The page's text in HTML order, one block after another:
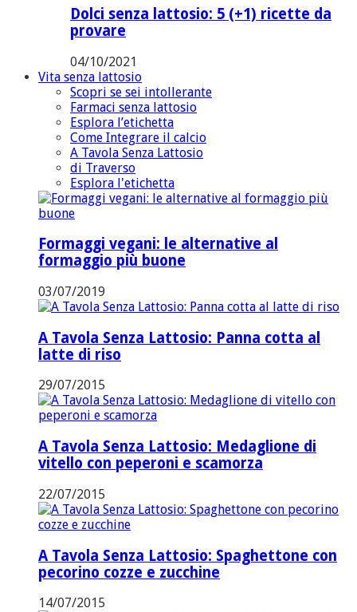
Dolci senza lattosio: 5 (+1) ricette da
provare
04/10/2021
Vita senza lattosio
Scopri se sei intollerante
Farmaci senza lattosio
Esplora l’etichetta
Come Integrare il calcio
A Tavola Senza Lattosio
di Traverso
Esplora l'etichetta
Formaggi vegani: le alternative al
formaggio più buone
03/07/2019
A Tavola Senza Lattosio: Panna cotta al
latte di riso
29/07/2015
A Tavola Senza Lattosio: Medaglione di
vitello con peperoni e scamorza
22/07/2015
A Tavola Senza Lattosio: Spaghettone con
pecorino cozze e zucchine
14/07/2015